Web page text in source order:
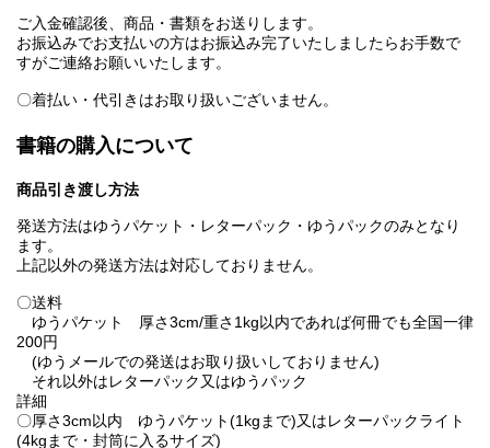
ご入金確認後、商品・書類をお送りします。
お振込みでお支払いの方はお振込み完了いたしましたらお手数で
すがご連絡お願いいたします。
〇着払い・代引きはお取り扱いございません。
書籍の購入について
商品引き渡し方法
発送方法はゆうパケット・レターパック・ゆうパックのみとなり
ます。
上記以外の発送方法は対応しておりません。
〇送料
ゆうパケット 厚さ3cm/重さ1kg以内であれば何冊でも全国一律
200円
(ゆうメールでの発送はお取り扱いしておりません)
それ以外はレターパック又はゆうパック
詳細
〇厚さ3cm以内 ゆうパケット(1kgまで)又はレターパックライト
(4kgまで・封筒に入るサイズ)